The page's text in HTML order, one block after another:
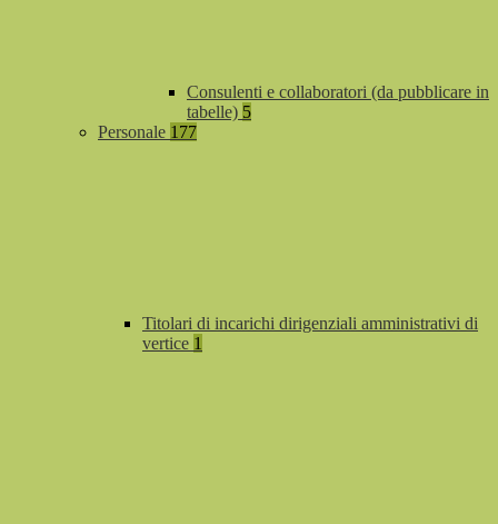
Consulenti e collaboratori (da pubblicare in
tabelle) 5
Personale 177
Titolari di incarichi dirigenziali amministrativi di
vertice 1